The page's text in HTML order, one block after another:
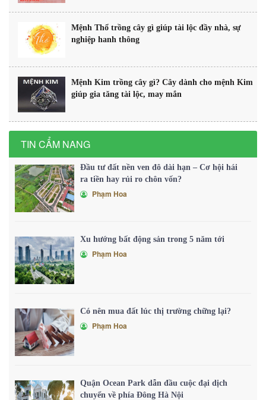
Mệnh Thổ trồng cây gì giúp tài lộc đầy nhà, sự
nghiệp hanh thông
Mệnh Kim trồng cây gì? Cây dành cho mệnh Kim
giúp gia tăng tài lộc, may mắn
TIN CẨM NANG
Đầu tư đất nền ven đô dài hạn – Cơ hội hái
ra tiền hay rủi ro chôn vốn?
Phạm Hoa
Xu hướng bất động sản trong 5 năm tới
Phạm Hoa
Có nên mua đất lúc thị trường chững lại?
Phạm Hoa
Quận Ocean Park dẫn đầu cuộc đại dịch
chuyển về phía Đông Hà Nội